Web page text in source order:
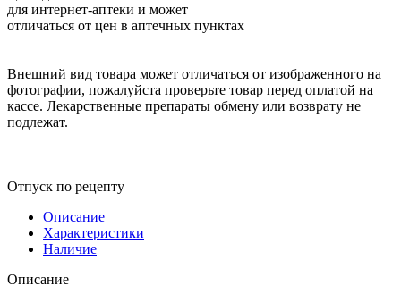
для интернет-аптеки и может
отличаться от цен в аптечных пунктах
Внешний вид товара может отличаться от изображенного на
фотографии, пожалуйста проверьте товар перед оплатой на
кассе. Лекарственные препараты обмену или возврату не
подлежат.
Отпуск по рецепту
Описание
Характеристики
Наличие
Описание